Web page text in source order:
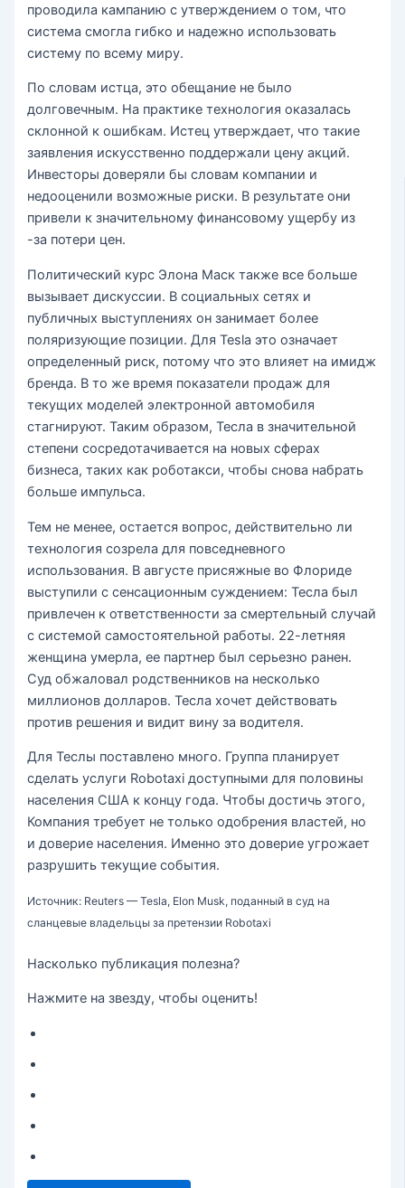
проводила кампанию с утверждением о том, что
система смогла гибко и надежно использовать
систему по всему миру.
По словам истца, это обещание не было
долговечным. На практике технология оказалась
склонной к ошибкам. Истец утверждает, что такие
заявления искусственно поддержали цену акций.
Инвесторы доверяли бы словам компании и
недооценили возможные риски. В результате они
привели к значительному финансовому ущербу из
-за потери цен.
Политический курс Элона Маск также все больше
вызывает дискуссии. В социальных сетях и
публичных выступлениях он занимает более
поляризующие позиции. Для Tesla это означает
определенный риск, потому что это влияет на имидж
бренда. В то же время показатели продаж для
текущих моделей электронной автомобиля
стагнируют. Таким образом, Тесла в значительной
степени сосредотачивается на новых сферах
бизнеса, таких как роботакси, чтобы снова набрать
больше импульса.
Тем не менее, остается вопрос, действительно ли
технология созрела для повседневного
использования. В августе присяжные во Флориде
выступили с сенсационным суждением: Тесла был
привлечен к ответственности за смертельный случай
с системой самостоятельной работы. 22-летняя
женщина умерла, ее партнер был серьезно ранен.
Суд обжаловал родственников на несколько
миллионов долларов. Тесла хочет действовать
против решения и видит вину за водителя.
Для Теслы поставлено много. Группа планирует
сделать услуги Robotaxi доступными для половины
населения США к концу года. Чтобы достичь этого,
Компания требует не только одобрения властей, но
и доверие населения. Именно это доверие угрожает
разрушить текущие события.
Источник: Reuters — Tesla, Elon Musk, поданный в суд на
сланцевые владельцы за претензии Robotaxi
Насколько публикация полезна?
Нажмите на звезду, чтобы оценить!